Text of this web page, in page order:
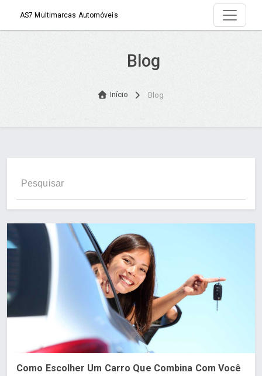
AS7 Multimarcas Automóveis
Blog
Início Blog
Como Escolher Um Carro Que Combina Com Você